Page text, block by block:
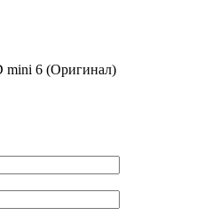
mini 6 (Оригинал)